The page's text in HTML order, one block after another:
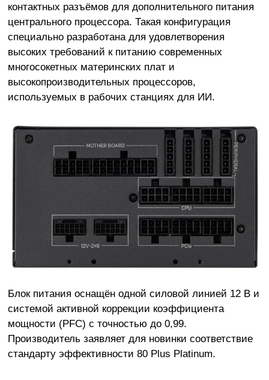
контактных разъёмов для дополнительного питания
центрального процессора. Такая конфигурация
специально разработана для удовлетворения
высоких требований к питанию современных
многосокетных материнских плат и
высокопроизводительных процессоров,
используемых в рабочих станциях для ИИ.
Блок питания оснащён одной силовой линией 12 В и
системой активной коррекции коэффициента
мощности (PFC) с точностью до 0,99.
Производитель заявляет для новинки соответствие
стандарту эффективности 80 Plus Platinum.